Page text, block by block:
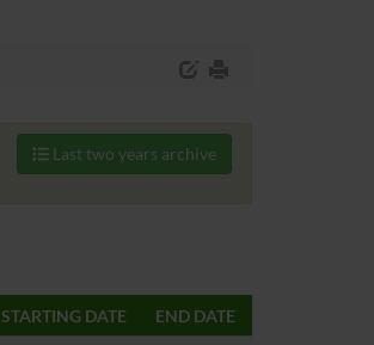
Last two years archive
STARTING DATE END DATE